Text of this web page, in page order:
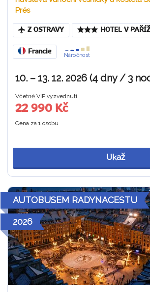
Prés
Z OSTRAVY HOTEL V
Francie
Náročnost
10. – 13. 12. 2026 (4 dny / 3
Včetně VIP vyzvednutí
22 990 Kč
Cena za 1 osobu
Ukaž
AUTOBUSEM RADYNACESTU
2026